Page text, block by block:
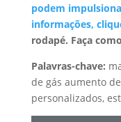
podem
informações,
rodapé. Faça
Palavras-chave:
de gás aumento
personalizados,